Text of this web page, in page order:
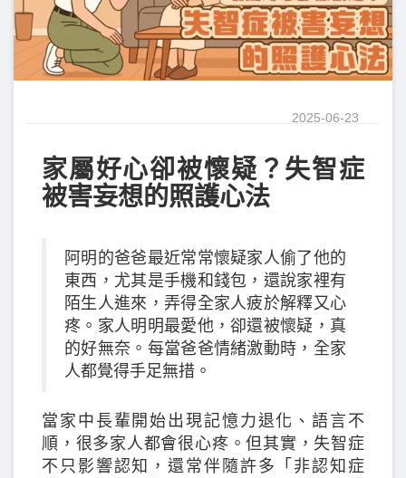
2025-06-23
家屬好心卻被懷疑？失智症
被害妄想的照護心法
阿明的爸爸最近常常懷疑家人偷了他的
東西，尤其是手機和錢包，還說家裡有
陌生人進來，弄得全家人疲於解釋又心
疼。家人明明最愛他，卻還被懷疑，真
的好無奈。每當爸爸情緒激動時，全家
人都覺得手足無措。
當家中長輩開始出現記憶力退化、語言不
順，很多家人都會很心疼。但其實，失智症
不只影響認知，還常伴隨許多「非認知症